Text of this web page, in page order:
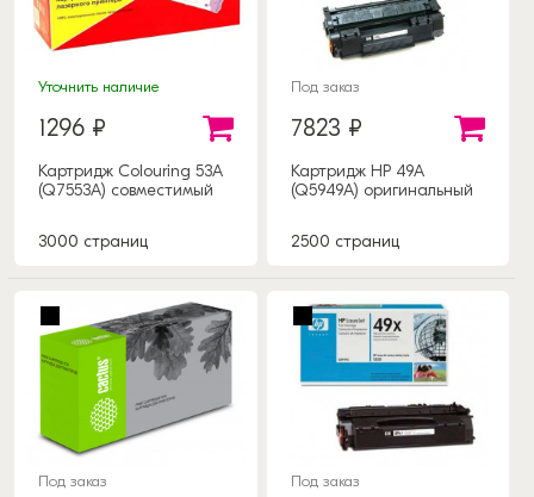
Уточнить наличие
1296 ₽
Картридж Colouring 53A
(Q7553A) совместимый
3000 страниц
Под заказ
7823 ₽
Картридж HP 49A
(Q5949A) оригинальный
2500 страниц
Под заказ Под заказ